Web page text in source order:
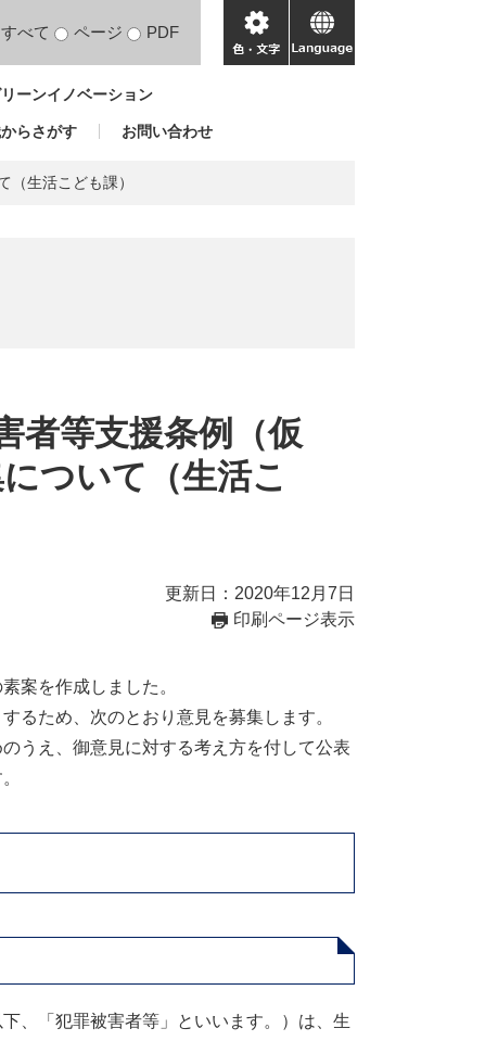
すべて ページ PDF
色・
文
language
ーンイノベーション
らさがす お問い合わせ
（生活こども課）
者等支援条例（仮
ついて（生活こ
更新日：2020年12月7日
印刷ページ表示
案を作成しました。
るため、次のとおり意見を募集します。
うえ、御意見に対する考え方を付して公表
、「犯罪被害者等」といいます。）は、生